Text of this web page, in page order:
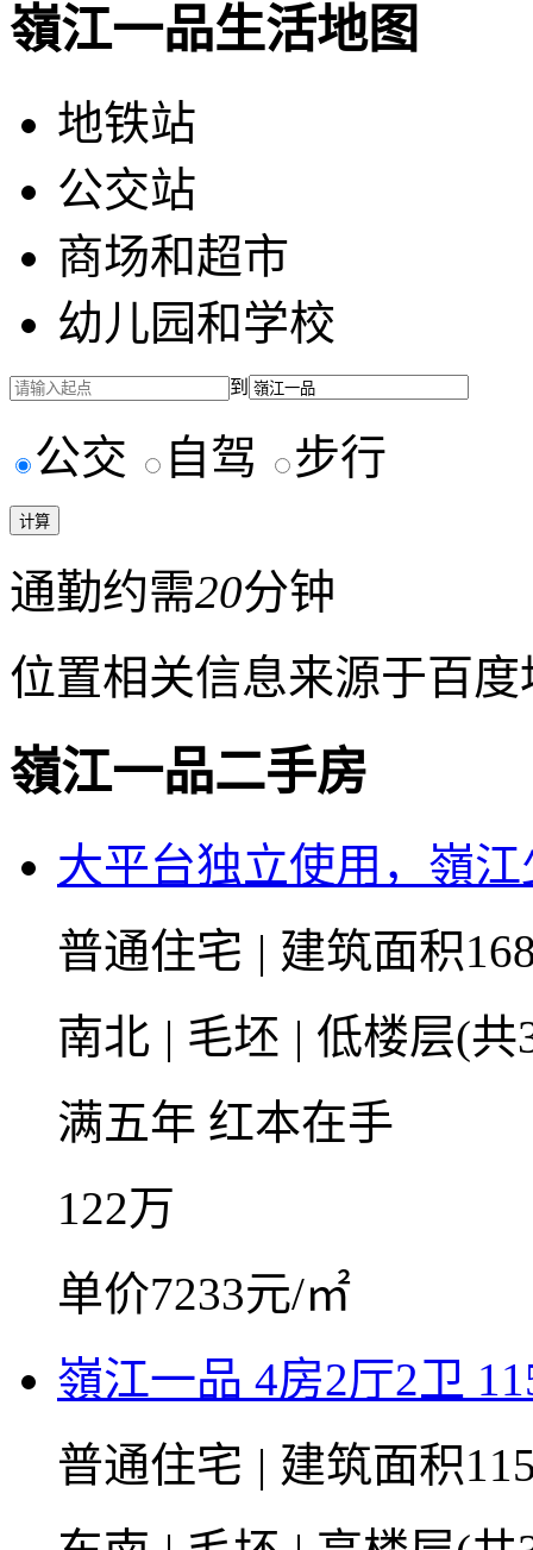
嶺江一品生活地图
地铁站
公交站
商场和超市
幼儿园和学校
到
公交 自驾 步行
通勤约需20分钟
位置相关信息来源于百
嶺江一品二手房
大平台独立使用，嶺
普通住宅 | 建筑面积
南北 | 毛坯 | 低楼层(
满五年 红本在手
122万
单价7233元/㎡
嶺江一品 4房2厅2卫
普通住宅 | 建筑面积